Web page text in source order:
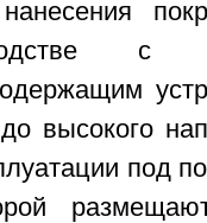
нанесения
с
высокого
под